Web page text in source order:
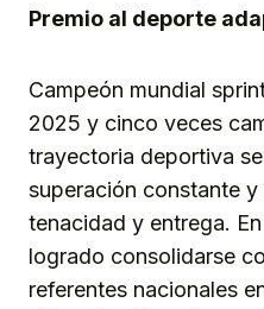
Premio al deporte
Campeón mundial
2025 y cinco veces
trayectoria deportiva
superación constante
tenacidad y entrega.
logrado consolidarse
referentes nacionales